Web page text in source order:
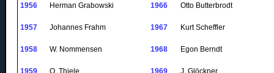
1956 Herman Grabowski 1966 Otto Butterbrodt
1957 Johannes Frahm 1967 Kurt Scheffler
1958 W. Nommensen 1968 Egon Berndt
1959 O. Thiele 1969 J. Glöckner